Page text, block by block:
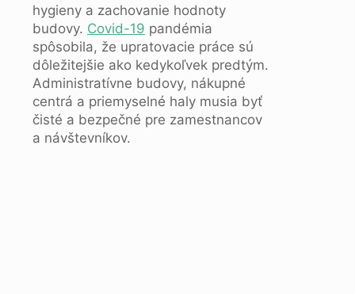
hygieny a zachovanie hodnoty
budovy. Covid-19 pandémia
spôsobila, že upratovacie práce sú
dôležitejšie ako kedykoľvek predtým.
Administratívne budovy, nákupné
centrá a priemyselné haly musia byť
čisté a bezpečné pre zamestnancov
a návštevníkov.